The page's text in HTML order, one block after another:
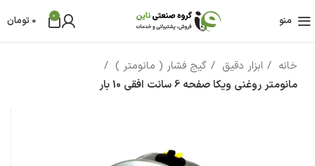
منو 0
0 تومان
خانه ابزار دقیق
گیج فشار ( مانومتر )
مانومتر روغنی ویکا صفحه 6 سانت افقی 10 بار